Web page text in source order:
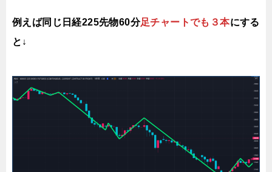
例えば同じ日経225先物60分足チャートでも３本にする
と↓